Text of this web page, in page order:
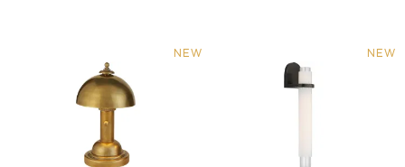
NEW NEW